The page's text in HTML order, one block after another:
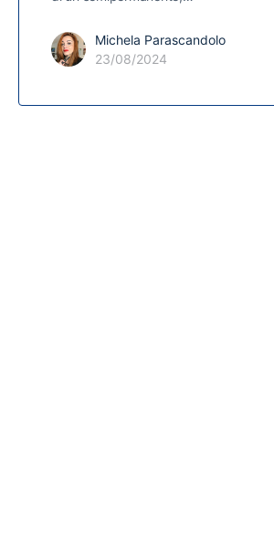
Michela Parascandolo
23/08/2024